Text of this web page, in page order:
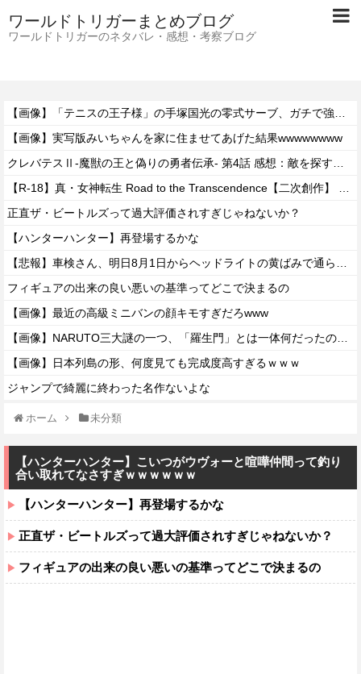
ワールドトリガーまとめブログ
ワールドトリガーのネタバレ・感想・考察ブログ
【画像】実写版みいちゃんを家に住ませてあげた結果wwwwwwww
正直ザ・ビートルズって過大評価されすぎじゃねないか？
【ハンターハンター】再登場するかな
フィギュアの出来の良い悪いの基準ってどこで決まるの
【画像】最近の高級ミニバンの顔キモすぎだろwww
【画像】日本列島の形、何度見ても完成度高すぎるｗｗｗ
ジャンプで綺麗に終わった名作ないよな
ホーム 未分類
【ハンターハンター】こいつがウヴォーと喧嘩仲間って釣り
合い取れてなさすぎｗｗｗｗｗｗ
【ハンターハンター】再登場するかな
正直ザ・ビートルズって過大評価されすぎじゃねないか？
フィギュアの出来の良い悪いの基準ってどこで決まるの